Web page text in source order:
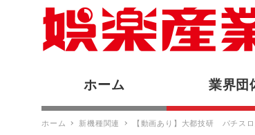
ホーム 業界団
ホーム 新機種関連 【動画あり】大都技研 パチス